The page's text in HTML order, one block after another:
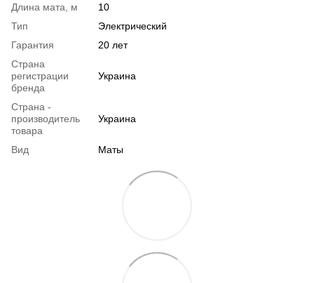
Длина мата, м
10
Тип
Электрический
Гарантия
20 лет
Страна
регистрации
бренда
Украина
Страна -
производитель
товара
Украина
Вид Маты